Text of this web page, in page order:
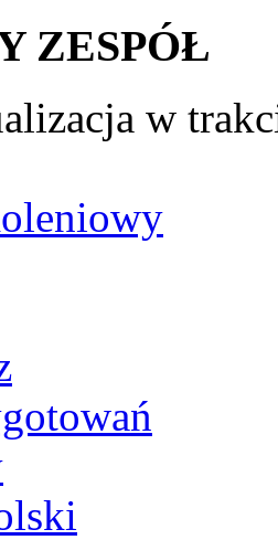
ZESPÓŁ
w